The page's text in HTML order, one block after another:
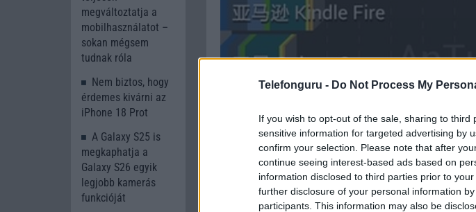
Telefonguru - Do Not Process My
If you wish to opt-out of the sale, sharing to
sensitive information for targeted advertising by
confirm your selection. Please note that after
continue seeing interest-based ads based on
information disclosed to third parties prior to
further disclosure of your personal information
participants. This information may also be
megváltoztatja a
mobilhasználatot –
sokan mégsem
tudnak róla
Nem biztos, hogy
érdemes kivárni az
iPhone 18 Prot
A Galaxy S25 is
megkaphatja a
Galaxy S26 egyik
legjobb kamerás
funkcióját